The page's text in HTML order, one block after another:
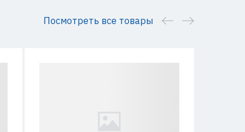
Посмотреть все товары